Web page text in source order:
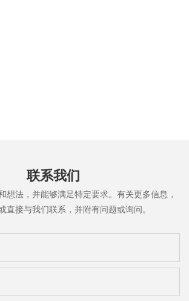
联系我们
想法，并能够满足特定要求。有关更多信息，
直接与我们联系，并附有问题或询问。